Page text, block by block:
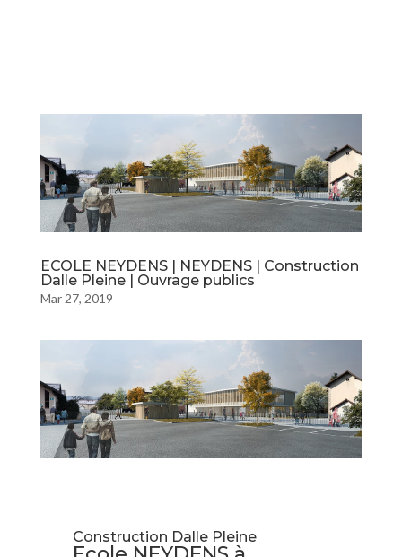
ECOLE NEYDENS | NEYDENS | Construction
Dalle Pleine | Ouvrage publics
Mar 27, 2019
Construction Dalle Pleine